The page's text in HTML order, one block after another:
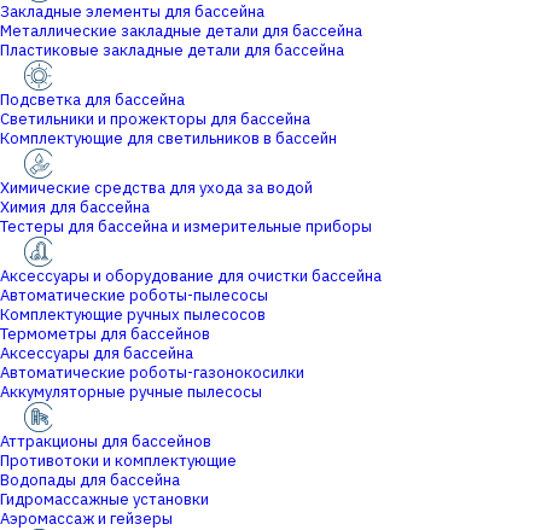
Закладные элементы для бассейна
Металлические закладные детали для бассейна
Пластиковые закладные детали для бассейна
Подсветка для бассейна
Светильники и прожекторы для бассейна
Комплектующие для светильников в бассейн
Химические средства для ухода за водой
Химия для бассейна
Тестеры для бассейна и измерительные приборы
Аксессуары и оборудование для очистки бассейна
Автоматические роботы-пылесосы
Комплектующие ручных пылесосов
Термометры для бассейнов
Аксессуары для бассейна
Автоматические роботы-газонокосилки
Аккумуляторные ручные пылесосы
Аттракционы для бассейнов
Противотоки и комплектующие
Водопады для бассейна
Гидромассажные установки
Аэромассаж и гейзеры